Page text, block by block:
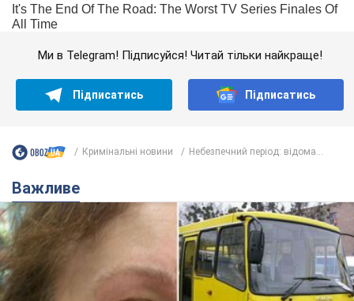
Ми в Telegram! Підписуйся! Читай тільки найкраще!
Підписатись Підписатись
Кримінальні новини Небезпечний період: відома...
Важливе